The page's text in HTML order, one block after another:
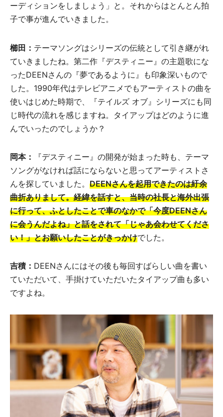
ーディションをしましょう」と。それからはとんとん拍
子で事が進んでいきました。
櫛田： テーマソングはシリーズの伝統として引き継がれ
ていきましたね。第二作『デスティニー』の主題歌にな
ったDEENさんの『夢であるように』も印象深いもので
した。1990年代はテレビアニメでもアーティストの曲を
使いはじめた時期で、『テイルズ オブ』シリーズにも同
じ時代の流れを感じますね。タイアップはどのように進
んでいったのでしょうか？
岡本：
『デスティニー』の開発が始まった時も、テーマ
ソングがなければ話にならないと思ってアーティストさ
んを探していました。 DEENさんを起用できたのは紆余
曲折ありまして。経緯を話すと、当時の社長と海外出張
に行って、ふとしたことで車のなかで「今度DEENさん
に会うんだよね」と話をされて「じゃあ会わせてくださ
い！」とお願いしたことがきっかけでした。
吉積： DEENさんにはその後も毎回すばらしい曲を書い
ていただいて、手掛けていただいたタイアップ曲も多い
ですよね。